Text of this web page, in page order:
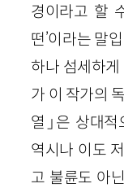
경이라고 할
떤’이라는 말
하나 섬세하
가 이 작가의
열」은 상대
역시나 이도
고 불륜도 아